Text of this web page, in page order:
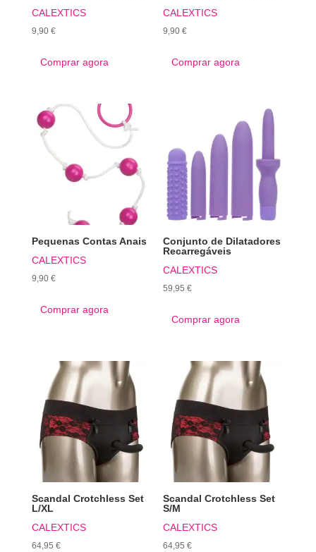
CALEXTICS
9,90 €
Comprar agora
CALEXTICS
9,90€
Comprar agora
Pequenas Contas Anais
CALEXTICS
9,90 €
Comprar agora
Conjunto de Dilatadores
Recarregáveis
CALEXTICS
59,95€
Comprar agora
Scandal Crotchless Set
L/XL
CALEXTICS
64,95 €
Scandal Crotchless Set
S/M
CALEXTICS
64,95€